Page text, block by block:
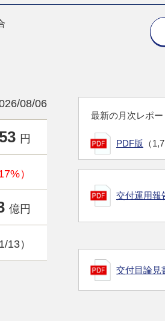
08/06
円
）
億円
13）
最新の月次レポー
PDF版 （
交付運用報
交付目論見